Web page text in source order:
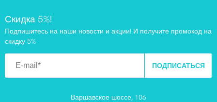
Скидка 5%!
Подпишитесь на наши новости и акции! И получите промокод на
скидку 5%
ПОДПИСАТЬСЯ
Варшавское шоссе, 106